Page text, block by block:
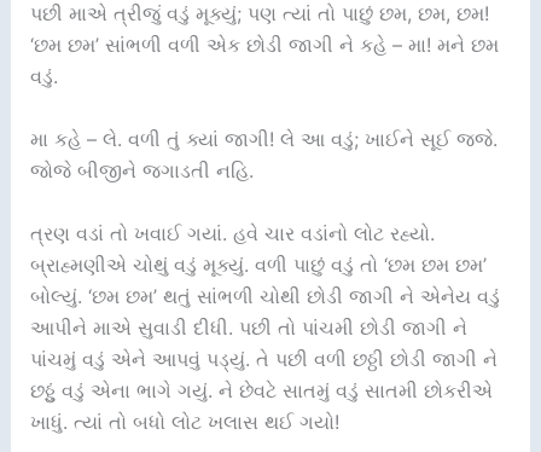
પછી માએ ત્રીજું વડું મૂક્યું; પણ ત્યાં તો પાછું છમ, છમ, છમ!
‘છમ છમ’ સાંભળી વળી એક છોડી જાગી ને કહે – મા! મને છમ
વડું.
મા કહે – લે. વળી તું ક્યાં જાગી! લે આ વડું; ખાઈને સૂઈ જજે.
જોજે બીજીને જગાડતી નહિ.
ત્રણ વડાં તો ખવાઈ ગયાં. હવે ચાર વડાંનો લોટ રહ્યો.
બ્રાહ્મણીએ ચોથું વડું મૂક્યું. વળી પાછું વડું તો ‘છમ છમ છમ’
બોલ્યું. ‘છમ છમ’ થતું સાંભળી ચોથી છોડી જાગી ને એનેય વડું
આપીને માએ સુવાડી દીધી. પછી તો પાંચમી છોડી જાગી ને
પાંચમું વડું એને આપવું પડ્યું. તે પછી વળી છઠ્ઠી છોડી જાગી ને
છઠ્ઠું વડું એના ભાગે ગયું. ને છેવટે સાતમું વડું સાતમી છોકરીએ
ખાધું. ત્યાં તો બધો લોટ ખલાસ થઈ ગયો!